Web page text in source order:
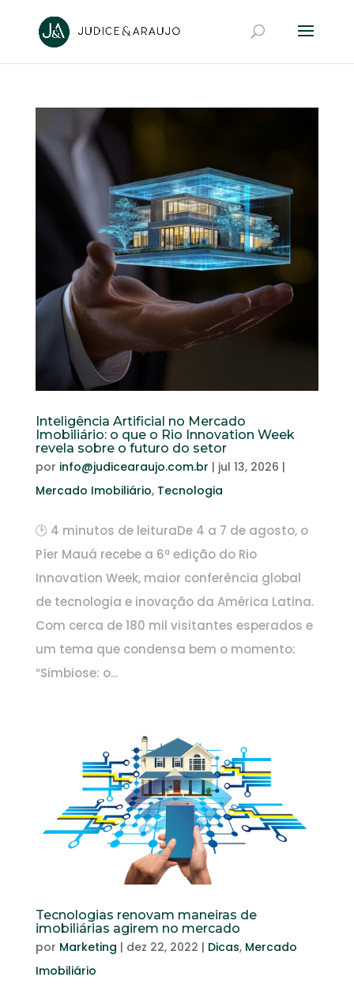
Inteligência Artificial no Mercado
Imobiliário: o que o Rio Innovation Week
revela sobre o futuro do setor
por info@judicearaujo.com.br | jul 13, 2026 |
Mercado Imobiliário, Tecnologia
🕑 4 minutos de leituraDe 4 a 7 de agosto, o
Píer Mauá recebe a 6ª edição do Rio
Innovation Week, maior conferência global
de tecnologia e inovação da América Latina.
Com cerca de 180 mil visitantes esperados e
um tema que condensa bem o momento:
“Simbiose: o...
Tecnologias renovam maneiras de
imobiliárias agirem no mercado
por Marketing | dez 22, 2022 | Dicas, Mercado
Imobiliário